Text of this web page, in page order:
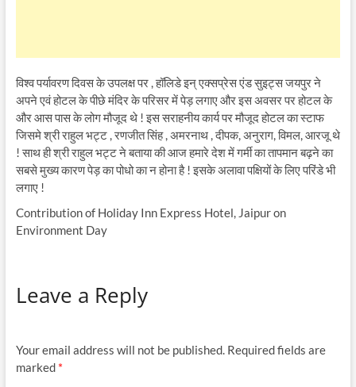
विश्व पर्यावरण दिवस के उपलक्ष पर , हॉलिडे इन् एक्सप्रेस एंड सुइट्स जयपुर ने
अपने एवं होटल के पीछे मंदिर के परिसर में पेड़ लगाए और इस अवसर पर होटल के
और आस पास के लोग मौजूद थे ! इस सराहनीय कार्य पर मौजूद होटल का स्टाफ
जिसमे श्री राहुल भट्ट , रणजीत सिंह , अमरनाथ , दीपक, अनुराग, विमल, आरजू थे
! साथ ही श्री राहुल भट्ट ने बताया की आज हमारे देश में गर्मी का तापमान बढ़ने का
सबसे मुख्य कारण पेड़ का पोधो का न होना है ! इसके अलावा पक्षियों के लिए परिंडे भी
लगाए !
Contribution of Holiday Inn Express Hotel, Jaipur on
Environment Day
Leave a Reply
Your email address will not be published. Required fields are
marked *